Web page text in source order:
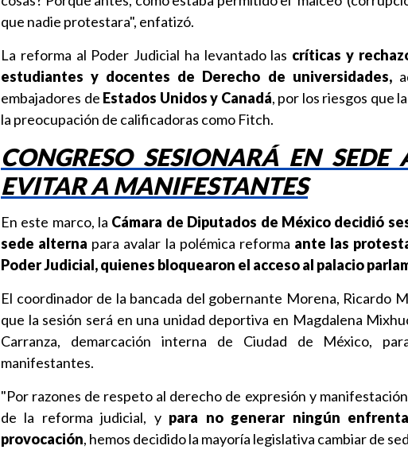
que nadie protestara", enfatizó.
La reforma al Poder Judicial ha levantado las críticas y
estudiantes y docentes de Derecho de universidades,
embajadores de Estados Unidos y Canadá, por los riesgos que
la preocupación de calificadoras como Fitch.
CONGRESO SESIONARÁ EN SEDE
EVITAR A MANIFESTANTES
En este marco, la Cámara de Diputados de México decidió
sede alterna para avalar la polémica reforma ante las
Poder Judicial, quienes bloquearon el acceso al palacio
El coordinador de la bancada del gobernante Morena, Ricardo
que la sesión será en una unidad deportiva en Magdalena
Carranza, demarcación interna de Ciudad de México,
manifestantes.
"Por razones de respeto al derecho de expresión y
de la reforma judicial, y para no generar ningún
provocación, hemos decidido la mayoría legislativa cambiar de